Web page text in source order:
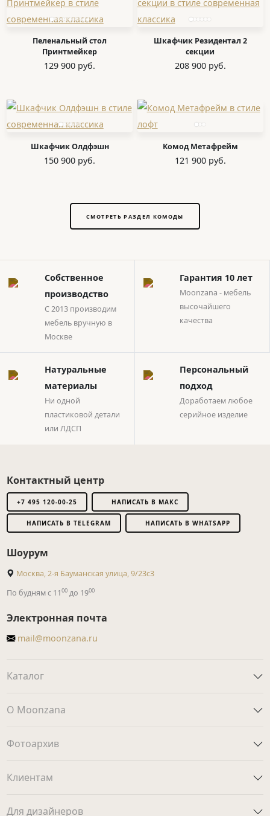
Пеленальный стол
Принтмейкер
129 900 руб.
Шкафчик Резидентал 2
секции
208 900 руб.
Шкафчик Олдфэшн
150 900 руб.
Комод Метафрейм
121 900 руб.
СМОТРЕТЬ РАЗДЕЛ КОМОДЫ
Собственное
производство
С 2013 производим
мебель вручную в
Москве
Гарантия 10 лет
Moonzana - мебель
высочайшего
качества
Натуральные
материалы
Ни одной
пластиковой детали
или ЛДСП
Персональный
подход
Доработаем любое
серийное изделие
Контактный центр
+7 495 120-00-25 НАПИСАТЬ В МАКС
НАПИСАТЬ В TELEGRAM НАПИСАТЬ В WHATSAPP
Шоурум
Москва, 2-я Бауманская улица, 9/23с3
По будням с 1100до 1900
Электронная почта
mail@moonzana.ru
Каталог
О Moonzana
Фотоархив
Клиентам
Для дизайнеров